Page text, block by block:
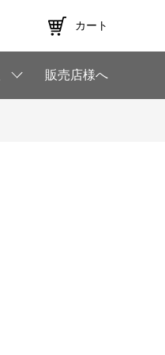
カート
販売店様へ